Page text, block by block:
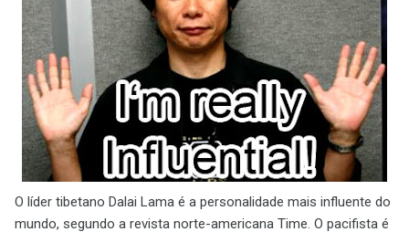
O líder tibetano Dalai Lama é a personalidade mais influente do
mundo, segundo a revista norte-americana Time. O pacifista é